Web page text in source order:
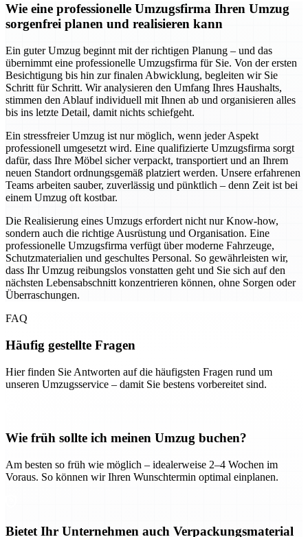
Wie eine professionelle Umzugsfirma Ihren Umzug
sorgenfrei planen und realisieren kann
Ein guter Umzug beginnt mit der richtigen Planung – und das
übernimmt eine professionelle Umzugsfirma für Sie. Von der ersten
Besichtigung bis hin zur finalen Abwicklung, begleiten wir Sie
Schritt für Schritt. Wir analysieren den Umfang Ihres Haushalts,
stimmen den Ablauf individuell mit Ihnen ab und organisieren alles
bis ins letzte Detail, damit nichts schiefgeht.
Ein stressfreier Umzug ist nur möglich, wenn jeder Aspekt
professionell umgesetzt wird. Eine qualifizierte Umzugsfirma sorgt
dafür, dass Ihre Möbel sicher verpackt, transportiert und an Ihrem
neuen Standort ordnungsgemäß platziert werden. Unsere erfahrenen
Teams arbeiten sauber, zuverlässig und pünktlich – denn Zeit ist bei
einem Umzug oft kostbar.
Die Realisierung eines Umzugs erfordert nicht nur Know-how,
sondern auch die richtige Ausrüstung und Organisation. Eine
professionelle Umzugsfirma verfügt über moderne Fahrzeuge,
Schutzmaterialien und geschultes Personal. So gewährleisten wir,
dass Ihr Umzug reibungslos vonstatten geht und Sie sich auf den
nächsten Lebensabschnitt konzentrieren können, ohne Sorgen oder
Überraschungen.
FAQ
Häufig gestellte Fragen
Hier finden Sie Antworten auf die häufigsten Fragen rund um
unseren Umzugsservice – damit Sie bestens vorbereitet sind.
Wie früh sollte ich meinen Umzug buchen?
Am besten so früh wie möglich – idealerweise 2–4 Wochen im
Voraus. So können wir Ihren Wunschtermin optimal einplanen.
Bietet Ihr Unternehmen auch Verpackungsmaterial